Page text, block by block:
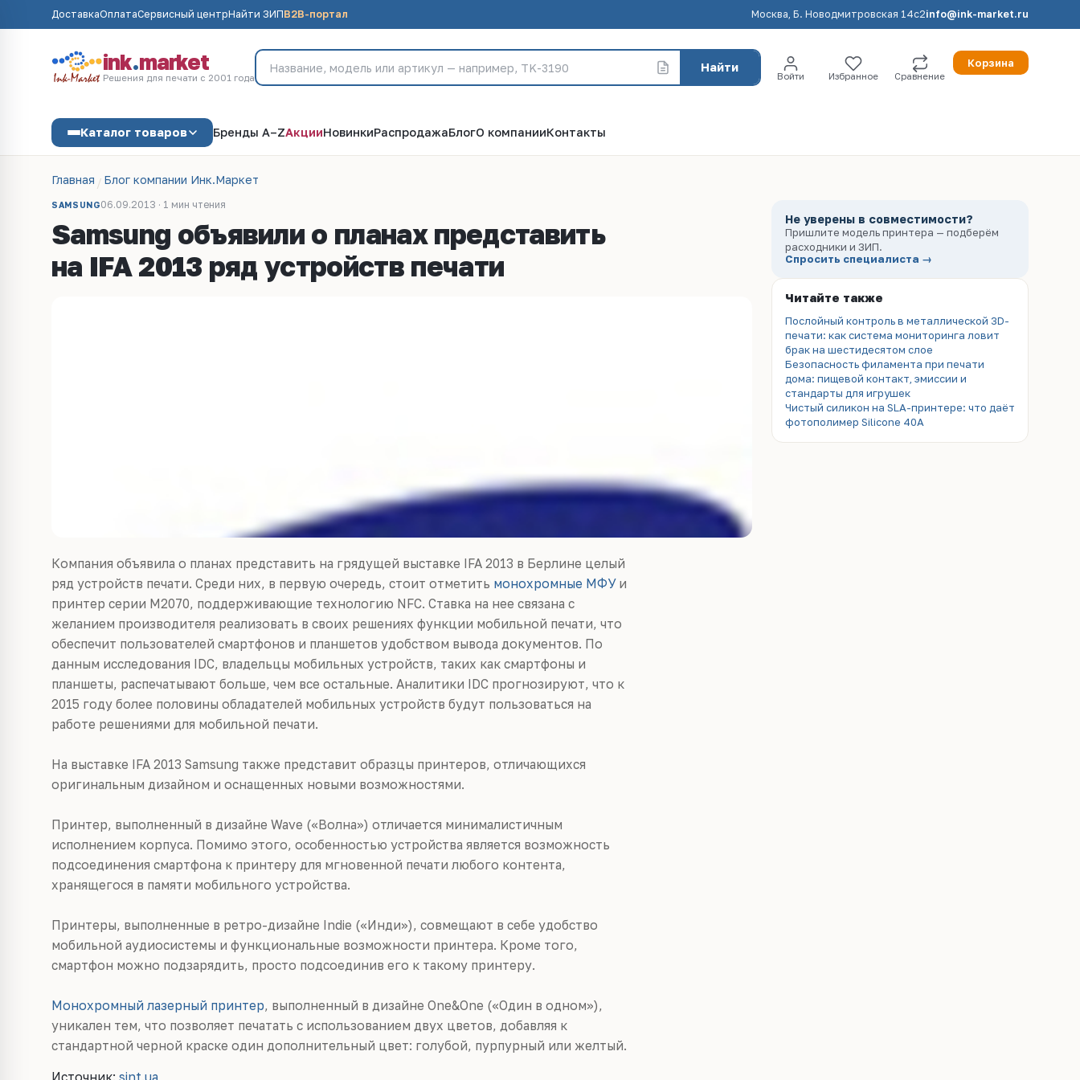
ДоставкаОплатаСервисный центрНайти ЗИПB2B-портал Москва, Б. Новодмитровская 14с2info@ink-market.ru
ink.market
Решения для печати с 2001 года
Найти
Войти Избранное Сравнение
Корзина
Каталог товаров Бренды A–ZАкцииНовинкиРаспродажаБлогО компанииКонтакты
Главная Блог компании Инк.Маркет
SAMSUNG06.09.2013 · 1 мин чтения
Samsung объявили о планах представить
на IFA 2013 ряд устройств печати
Компания объявила о планах представить на грядущей выставке IFA 2013 в Берлине целый
ряд устройств печати. Среди них, в первую очередь, стоит отметить монохромные МФУи
принтер серии М2070, поддерживающие технологию NFC. Ставка на нее связана с
желанием производителя реализовать в своих решениях функции мобильной печати, что
обеспечит пользователей смартфонов и планшетов удобством вывода документов. По
данным исследования IDC, владельцы мобильных устройств, таких как смартфоны и
планшеты, распечатывают больше, чем все остальные. Аналитики IDC прогнозируют, что к
2015 году более половины обладателей мобильных устройств будут пользоваться на
работе решениями для мобильной печати.
На выставке IFA 2013 Samsung также представит образцы принтеров, отличающихся
оригинальным дизайном и оснащенных новыми возможностями.
Принтер, выполненный в дизайне Wave («Волна») отличается минималистичным
исполнением корпуса. Помимо этого, особенностью устройства является возможность
подсоединения смартфона к принтеру для мгновенной печати любого контента,
хранящегося в памяти мобильного устройства.
Принтеры, выполненные в ретро-дизайне Indie («Инди»), совмещают в себе удобство
мобильной аудиосистемы и функциональные возможности принтера. Кроме того,
смартфон можно подзарядить, просто подсоединив его к такому принтеру.
Монохромный лазерный принтер, выполненный в дизайне One&One («Один в одном»),
уникален тем, что позволяет печатать с использованием двух цветов, добавляя к
стандартной черной краске один дополнительный цвет: голубой, пурпурный или желтый.
Источник: sint.ua
Не уверены в совместимости?
Пришлите модель принтера — подберём
расходники и ЗИП.
Спросить специалиста →
Читайте также
Послойный контроль в металлической 3D-
печати: как система мониторинга ловит
брак на шестидесятом слое
Безопасность филамента при печати
дома: пищевой контакт, эмиссии и
стандарты для игрушек
Чистый силикон на SLA-принтере: что даёт
фотополимер Silicone 40A